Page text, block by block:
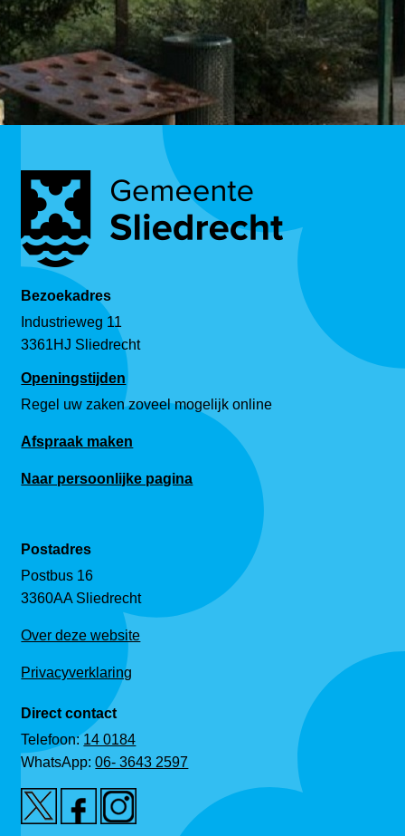
Bezoekadres
Industrieweg 11
3361HJ Sliedrecht
Openingstijden
Regel uw zaken zoveel mogelijk online
Afspraak maken
Naar persoonlijke pagina
Postadres
Postbus 16
3360AA Sliedrecht
Over deze website
Privacyverklaring
Direct contact
Telefoon:14 0184
WhatsApp:06- 3643 2597